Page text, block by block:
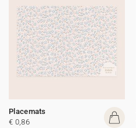
Placemats
€ 0,86